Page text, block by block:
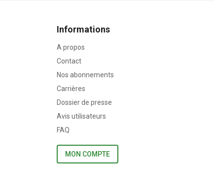
Informations
A propos
Contact
Nos abonnements
Carrières
Dossier de presse
Avis utilisateurs
FAQ
MON COMPTE